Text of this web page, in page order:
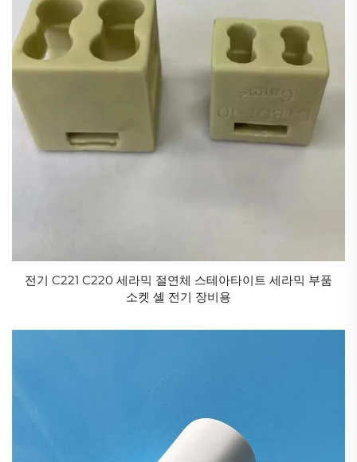
전기 C221 C220 세라믹 절연체 스테아타이트 세라믹 부품
소켓 셸 전기 장비용